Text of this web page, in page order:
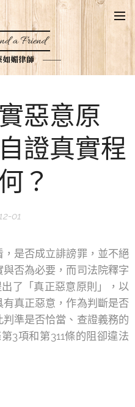
a Friend
如媚律師
惡意原
證真實程
？
01
是否成立誹謗罪，並不絕
否為必要，而司法院釋字
了「真正惡意原則」，以
真正惡意，作為判斷是否
準是否恰當、查證義務的
3項和第311條的阻卻違法